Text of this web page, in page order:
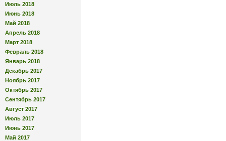
Июль 2018
Июнь 2018
Май 2018
Апрель 2018
Март 2018
Февраль 2018
Январь 2018
Декабрь 2017
Ноябрь 2017
Октябрь 2017
Сентябрь 2017
Август 2017
Июль 2017
Июнь 2017
Май 2017